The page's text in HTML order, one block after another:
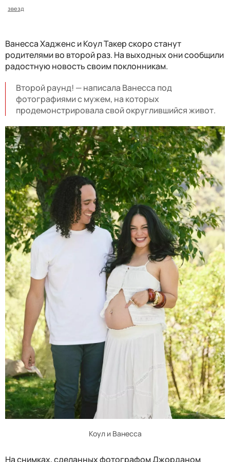
звезд
Ванесса Хадженс и Коул Такер скоро станут
родителями во второй раз. На выходных они сообщили
радостную новость своим поклонникам.
Второй раунд! — написала Ванесса под
фотографиями с мужем, на которых
продемонстрировала свой округлившийся живот.
Коул и Ванесса
На снимках, сделанных фотографом Джорданом